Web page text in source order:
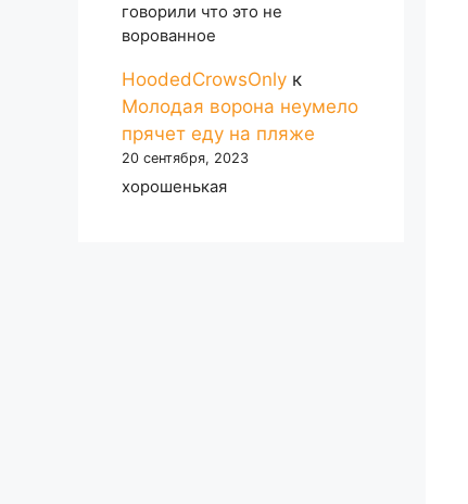
говорили что это не
ворованное
HoodedCrowsOnly к
Молодая ворона неумело
прячет еду на пляже
20 сентября, 2023
хорошенькая